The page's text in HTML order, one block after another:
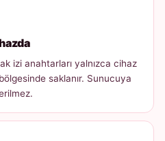
izi anahtarları yalnızca cihaz
saklanır. Sunucuya